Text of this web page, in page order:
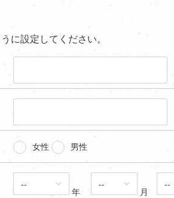
に設定してください。
女性 男性
年 月